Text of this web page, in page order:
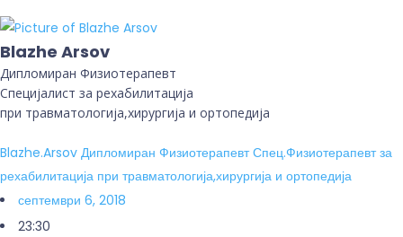
Blazhe Arsov
Дипломиран Физиотерапевт
Специјалист за рехабилитација
при травматологија,хирургија и ортопедија
Blazhe.Arsov Дипломиран Физиотерапевт Спец.Физиотерапевт за
рехабилитација при травматологија,хирургија и ортопедија
септември 6, 2018
23:30